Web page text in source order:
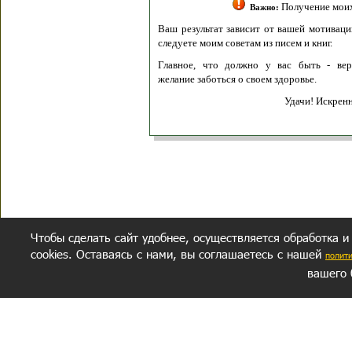
Важно: Получение
Ваш результат зависит от вашей
следуете моим советам из писем и книг.
Главное, что должно у вас быть -
желание заботься о своем здоровье.
Удачи!
Чтобы сделать сайт удобнее, осуществляется обработка
cookies. Оставаясь с нами, вы соглашаетесь с нашей
вашего